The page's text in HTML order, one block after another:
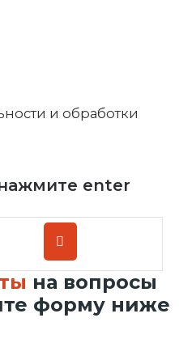
и обработки
enter
на вопросы
форму ниже